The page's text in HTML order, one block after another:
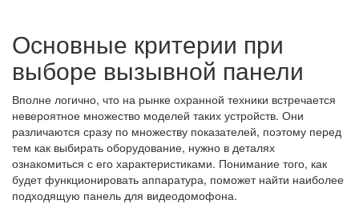
Основные критерии при
выборе вызывной панели
Вполне логично, что на рынке охранной техники встречается
невероятное множество моделей таких устройств. Они
различаются сразу по множеству показателей, поэтому перед
тем как выбирать оборудование, нужно в деталях
ознакомиться с его характеристиками. Понимание того, как
будет функционировать аппаратура, поможет найти наиболее
подходящую панель для видеодомофона.